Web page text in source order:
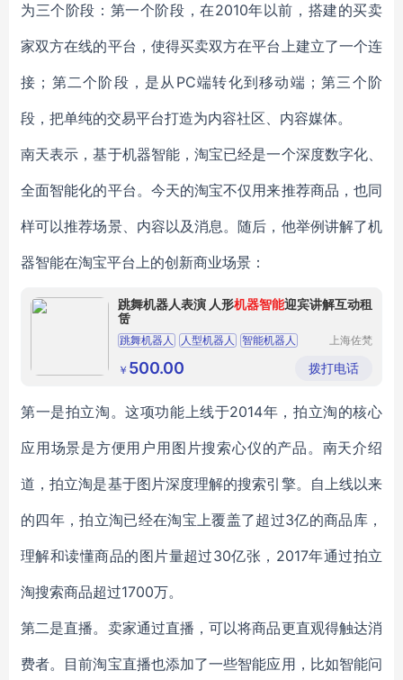
为三个阶段：第一个阶段，在2010年以前，搭建的买卖
家双方在线的平台，使得买卖双方在平台上建立了一个连
接；第二个阶段，是从PC端转化到移动端；第三个阶
段，把单纯的交易平台打造为内容社区、内容媒体。
南天表示，基于机器智能，淘宝已经是一个深度数字化、
全面智能化的平台。今天的淘宝不仅用来推荐商品，也同
样可以推荐场景、内容以及消息。随后，他举例讲解了机
器智能在淘宝平台上的创新商业场景：
跳舞机器人表演 人形机器智能迎宾讲解互动租
赁
跳舞机器人 人型机器人
智能机器人
讲解互动机器人
上海佐梵
有限公司
￥ 500.00 拨打电话
第一是拍立淘。这项功能上线于2014年，拍立淘的核心
应用场景是方便用户用图片搜索心仪的产品。南天介绍
道，拍立淘是基于图片深度理解的搜索引擎。自上线以来
的四年，拍立淘已经在淘宝上覆盖了超过3亿的商品库，
理解和读懂商品的图片量超过30亿张，2017年通过拍立
淘搜索商品超过1700万。
第二是直播。卖家通过直播，可以将商品更直观得触达消
费者。目前淘宝直播也添加了一些智能应用，比如智能问